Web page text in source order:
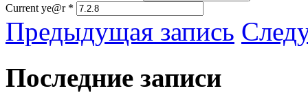
Current ye@r *
Предыдущая запись
Последние записи